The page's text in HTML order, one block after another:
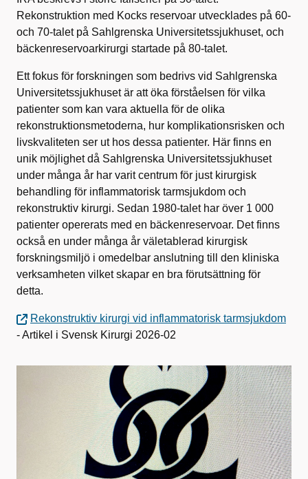
Rekonstruktion med Kocks reservoar utvecklades på 60-
och 70-talet på Sahlgrenska Universitetssjukhuset, och
bäckenreservoarkirurgi startade på 80-talet.
Ett fokus för forskningen som bedrivs vid Sahlgrenska
Universitetssjukhuset är att öka förståelsen för vilka
patienter som kan vara aktuella för de olika
rekonstruktionsmetoderna, hur komplikationsrisken och
livskvaliteten ser ut hos dessa patienter. Här finns en
unik möjlighet då Sahlgrenska Universitetssjukhuset
under många år har varit centrum för just kirurgisk
behandling för inflammatorisk tarmsjukdom och
rekonstruktiv kirurgi. Sedan 1980-talet har över 1 000
patienter opererats med en bäckenreservoar. Det finns
också en under många år väletablerad kirurgisk
forskningsmiljö i omedelbar anslutning till den kliniska
verksamheten vilket skapar en bra förutsättning för
detta.
Rekonstruktiv kirurgi vid inflammatorisk tarmsjukdom
- Artikel i Svensk Kirurgi 2026-02